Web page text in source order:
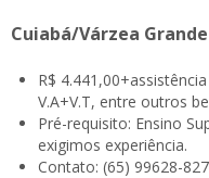
Cuiabá/Várzea Grande
R$
V.A+V.T, entre outros
Pré-requisito: Ensino
exigimos experiência.
Contato: (65) 99628-